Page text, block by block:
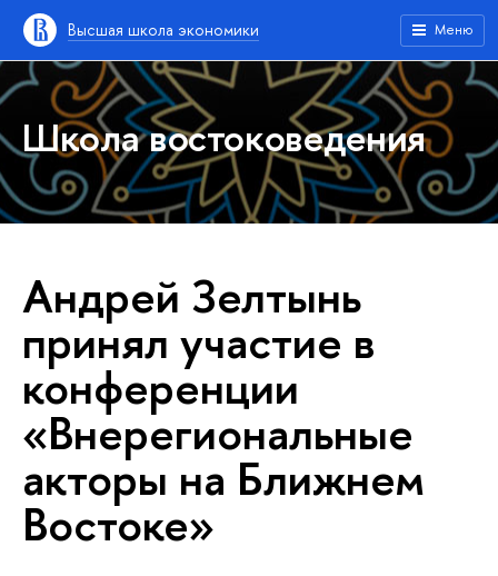
Высшая школа экономики Меню
Школа востоковедения
Андрей Зелтынь
принял участие в
конференции
«Внерегиональные
акторы на Ближнем
Востоке»